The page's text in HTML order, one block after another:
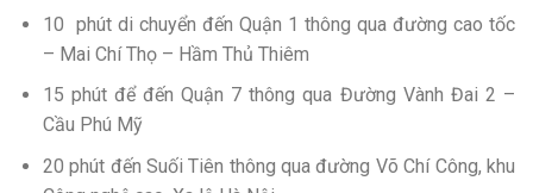
10 phút di chuyển đến Quận 1 thông qua đường cao tốc
– Mai Chí Thọ – Hầm Thủ Thiêm
15 phút để đến Quận 7 thông qua Đường Vành Đai 2 –
Cầu Phú Mỹ
20 phút đến Suối Tiên thông qua đường Võ Chí Công, khu